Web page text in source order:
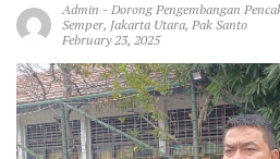
Admin - Dorong Pengembangan
Semper, Jakarta Utara, Pak Santo
February 23, 2025